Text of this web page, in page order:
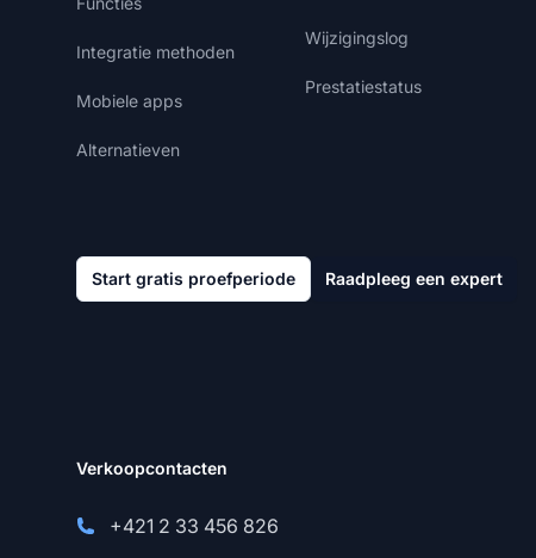
Integratie methoden
Mobiele apps
Alternatieven
Wijzigingslog
Prestatiestatus
Start gratis proefperiode Raadpleeg een expert
Verkoopcontacten
+421 2 33 456 826